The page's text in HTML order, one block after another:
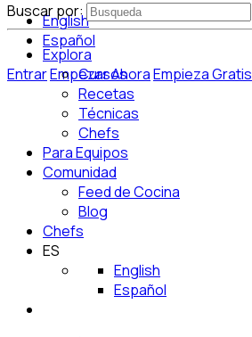
English
Español
EntrarEmpezar AhoraEmpieza Gratis
Buscar por:
Explora
Cursos
Recetas
Técnicas
Chefs
Para Equipos
Comunidad
Feed de Cocina
Blog
Chefs
ES
English
Español